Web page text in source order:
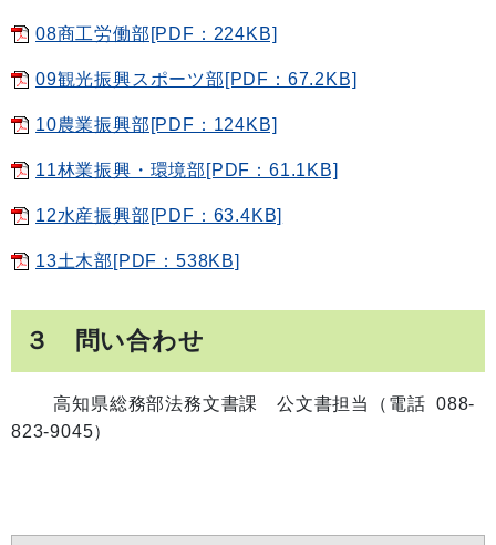
08商工労働部[PDF：224KB]
09観光振興スポーツ部[PDF：67.2KB]
10農業振興部[PDF：124KB]
11林業振興・環境部[PDF：61.1KB]
12水産振興部[PDF：63.4KB]
13土木部[PDF：538KB]
３ 問い合わせ
高知県総務部法務文書課 公文書担当（電話 088-
823-9045）